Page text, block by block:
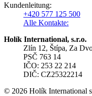
Kundenleitung:
+420 577 125 500
Alle Kontakte:
Holík International, s.r.o.
Zlín 12, Štípa, Za
PSČ 763 14
IČO: 253 22 214
DIČ: CZ25322214
© 2026 Holík International